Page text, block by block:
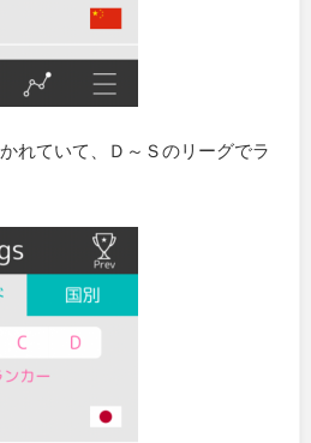
れていて、Ｄ～Ｓのリーグでラ